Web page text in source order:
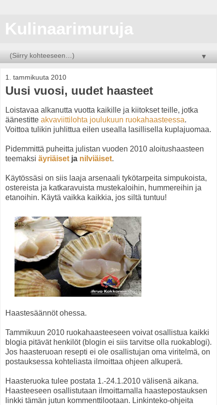
Kulinaarimuruja
▼
1. tammikuuta 2010
Uusi vuosi, uudet haasteet
Loistavaa alkanutta vuotta kaikille ja kiitokset teille, jotka
äänestitte akvaviittilohta joulukuun ruokahaasteessa.
Voittoa tulikin juhlittua eilen usealla lasillisella kuplajuomaa.
Pidemmittä puheitta julistan vuoden 2010 aloitushaasteen
teemaksi äyriäiset ja nilviäiset.
Käytössäsi on siis laaja arsenaali tykötarpeita simpukoista,
ostereista ja katkaravuista mustekaloihin, hummereihin ja
etanoihin. Käytä vaikka kaikkia, jos siltä tuntuu!
Haastesäännöt ohessa.
Tammikuun 2010 ruokahaasteeseen voivat osallistua kaikki
blogia pitävät henkilöt (blogin ei siis tarvitse olla ruokablogi).
Jos haasteruoan resepti ei ole osallistujan oma viritelmä, on
postauksessa kohteliasta ilmoittaa ohjeen alkuperä.
Haasteruoka tulee postata 1.-24.1.2010 välisenä aikana.
Haasteeseen osallistutaan ilmoittamalla haastepostauksen
linkki tämän jutun kommenttilootaan. Linkinteko-ohjeita